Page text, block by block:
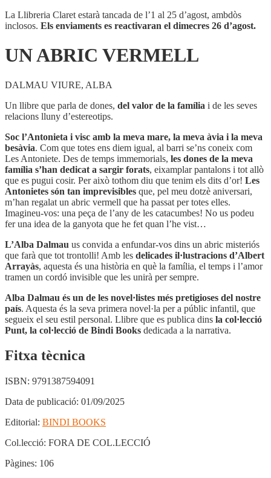
La Llibreria Claret estarà tancada de l’1 al 25 d’agost, ambdòs
inclosos. Els enviaments es reactivaran el dimecres 26 d’agost.
UN ABRIC VERMELL
DALMAU VIURE, ALBA
Un llibre que parla de dones, del valor de la família i de les seves
relacions lluny d’estereotips.
Soc l’Antonieta i visc amb la meva mare, la meva àvia i la meva
besàvia. Com que totes ens diem igual, al barri se’ns coneix com
Les Antoniete. Des de temps immemorials, les dones de la meva
família s’han dedicat a sargir forats, eixamplar pantalons i tot allò
que es pugui cosir. Per això tothom diu que tenim els dits d’or! Les
Antonietes són tan imprevisibles que, pel meu dotzè aniversari,
m’han regalat un abric vermell que ha passat per totes elles.
Imagineu-vos: una peça de l’any de les catacumbes! No us podeu
fer una idea de la ganyota que he fet quan l’he vist…
L’Alba Dalmau us convida a enfundar-vos dins un abric misteriós
que farà que tot trontolli! Amb les delicades il·lustracions d’Albert
Arrayàs, aquesta és una història en què la família, el temps i l’amor
tramen un cordó invisible que les unirà per sempre.
Alba Dalmau és un de les novel·listes més pretigioses del nostre
país. Aquesta és la seva primera novel·la per a públic infantil, que
segueix el seu estil personal. Llibre que es publica dins la col·lecció
Punt, la col·lecció de Bindi Books dedicada a la narrativa.
Fitxa tècnica
ISBN: 9791387594091
Data de publicació: 01/09/2025
Editorial: BINDI BOOKS
Col.lecció: FORA DE COL.LECCIÓ
Pàgines: 106